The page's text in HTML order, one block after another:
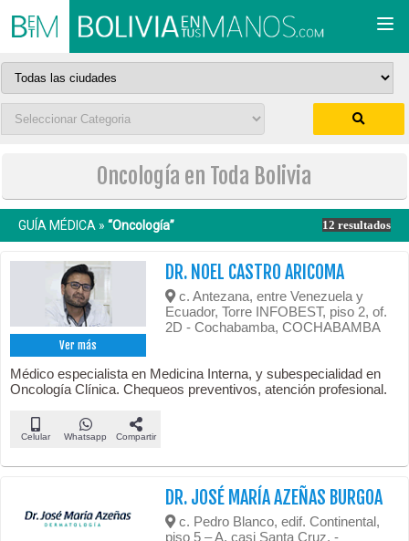
Oncología en Toda Bolivia
GUÍA MÉDICA » “Oncología” 12 resultados
Ver más
DR. NOEL CASTRO ARICOMA
c. Antezana, entre Venezuela y
Ecuador, Torre INFOBEST, piso 2, of.
2D - Cochabamba, COCHABAMBA
Médico especialista en Medicina Interna, y subespecialidad en
Oncología Clínica. Chequeos preventivos, atención profesional.
Celular Whatsapp Compartir
DR. JOSÉ MARÍA AZEÑAS BURGOA
c. Pedro Blanco, edif. Continental,
piso 5 – A, casi Santa Cruz. -